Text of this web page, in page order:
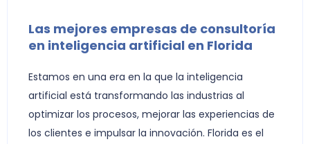
Las mejores empresas de consultoría
en inteligencia artificial en Florida
Estamos en una era en la que la inteligencia
artificial está transformando las industrias al
optimizar los procesos, mejorar las experiencias de
los clientes e impulsar la innovación. Florida es el